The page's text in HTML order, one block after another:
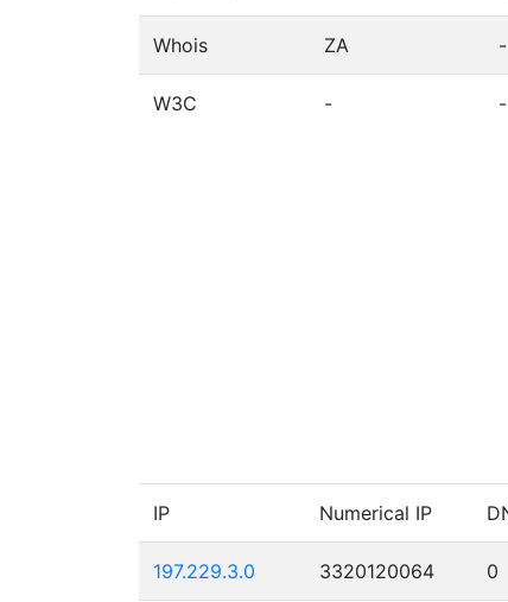
Whois ZA -
W3C - -
IP Numerical IP
197.229.3.0 3320120064 0